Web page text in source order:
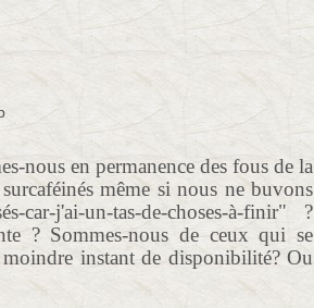
nous en permanence des fous de la
même si nous ne buvons
car-j'ai-un-tas-de-choses-à-finir" ?
? Sommes-nous de ceux qui se
instant de disponibilité? Ou